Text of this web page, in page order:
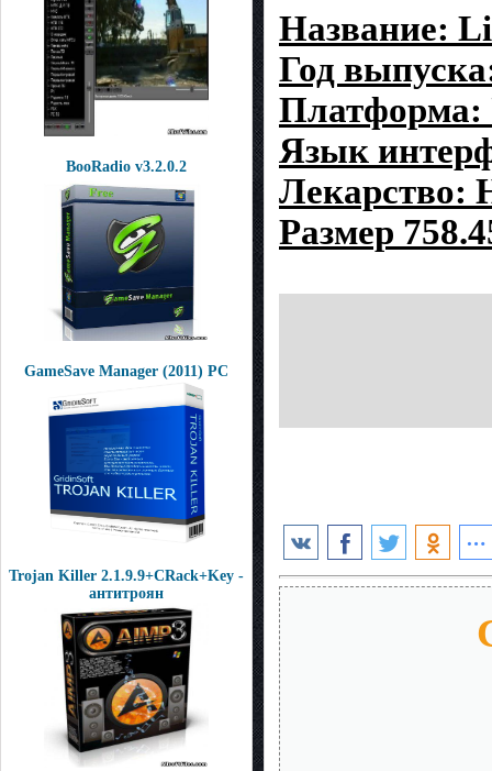
BooRadio v3.2.0.2
GameSave Manager (2011) РС
Trojan Killer 2.1.9.9+CRack+Key -
антитроян
Название:
Год
Платформа:
Язык
Лекарство:
Размер